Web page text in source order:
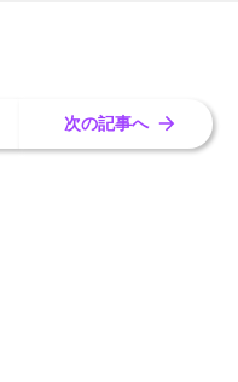
次の記事へ